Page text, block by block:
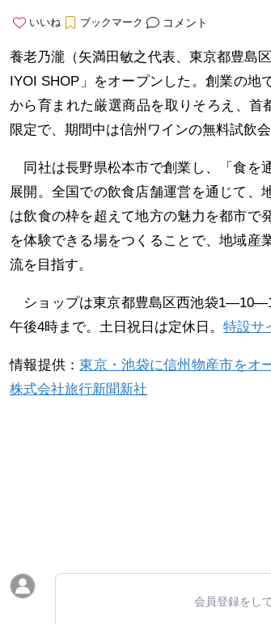
いいね ブックマーク コメント
養老乃瀧（矢満田敏之代表、東京都豊島
IYOI SHOP」をオープンした。創業の
から育まれた厳選商品を取りそろえ、首
限定で、期間中は信州ワインの無料試飲
同社は長野県松本市で創業し、「食を
展開。全国での飲食店舗運営を通じて、
は飲食の枠を超えて地方の魅力を都市で
を体験できる場をつくることで、地域産
流を目指す。
ショップは東京都豊島区西池袋
午後4時まで。土日祝日は定休日。 特設サ
情報提供：東京・池袋に信州物産市を
株式会社旅行新聞新社
会員登録をし